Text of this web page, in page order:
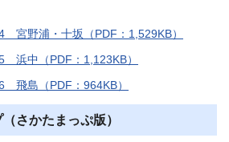
宮野浦・十坂（PDF：1,529KB）
浜中（PDF：1,123KB）
飛島（PDF：964KB）
さかたまっぷ版）